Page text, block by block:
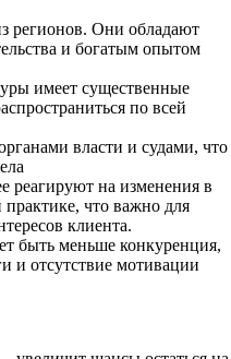
регионов. Они обладают
и богатым опытом
имеет существенные
по всей
власти и судами, что
реагируют на изменения в
практике, что важно для
клиента.
быть меньше конкуренция,
и отсутствие мотивации